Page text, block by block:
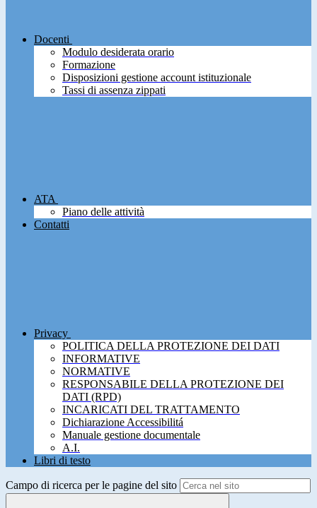
Docenti
Modulo desiderata orario
Formazione
Disposizioni gestione account istituzionale
Tassi di assenza zippati
ATA
Piano delle attività
Contatti
Privacy
POLITICA DELLA PROTEZIONE DEI DATI
INFORMATIVE
NORMATIVE
RESPONSABILE DELLA PROTEZIONE DEI
DATI (RPD)
INCARICATI DEL TRATTAMENTO
Dichiarazione Accessibilitá
Manuale gestione documentale
A.I.
Libri di testo
Campo di ricerca per le pagine del sito